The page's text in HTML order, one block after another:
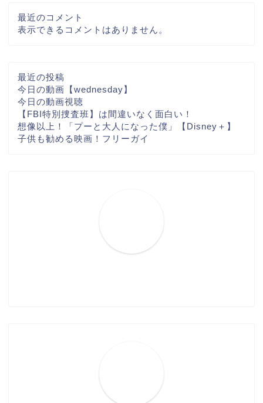
最近のコメント
表示できるコメントはありません。
最近の投稿
今日の動画【wednesday】
今日の動画視聴
【FBI特別捜査班】は間違いなく面白い！
想像以上！「プーと大人になった僕」【Disney＋】
子供も勧める映画！フリーガイ